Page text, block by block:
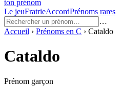
ton prénom
Le jeuFratrieAccordPrénoms rares
…
Accueil › Prénoms en C › Cataldo
Cataldo
Prénom garçon